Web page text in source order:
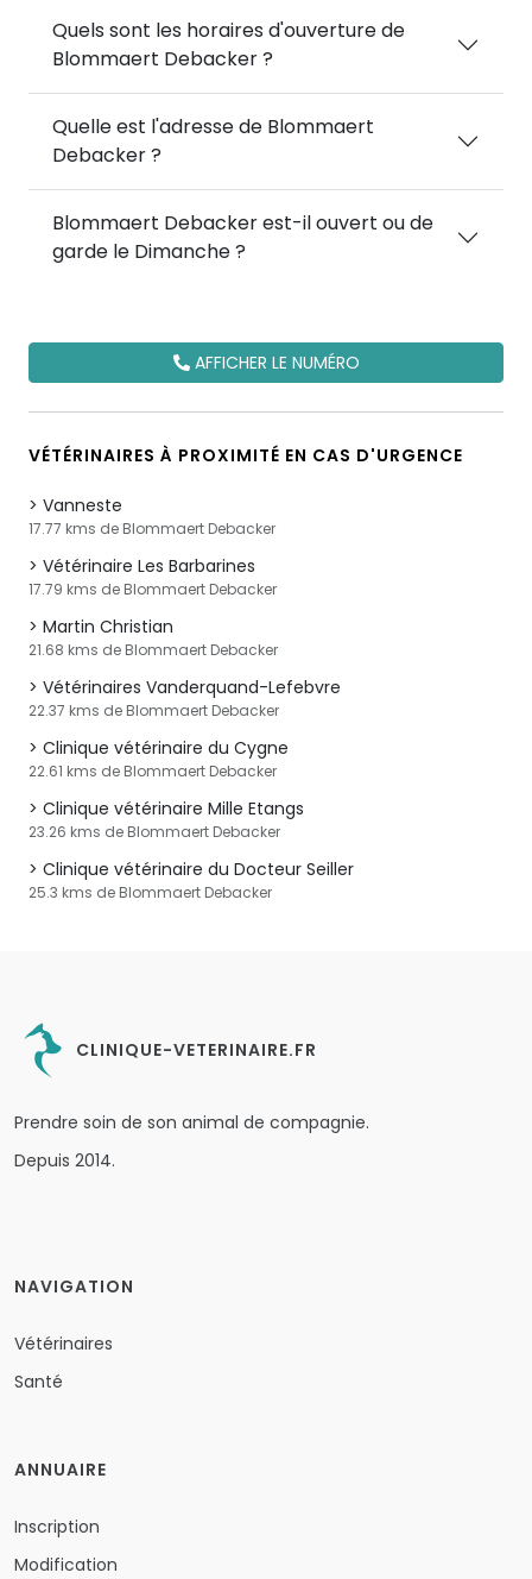
Quels sont les horaires d'ouverture de
Blommaert Debacker ?
Quelle est l'adresse de Blommaert
Debacker ?
Blommaert Debacker est-il ouvert ou de
garde le Dimanche ?
AFFICHER LE NUMÉRO
VÉTÉRINAIRES À PROXIMITÉ EN CAS D'URGENCE
Vanneste
17.77 kms de Blommaert Debacker
Vétérinaire Les Barbarines
17.79 kms de Blommaert Debacker
Martin Christian
21.68 kms de Blommaert Debacker
Vétérinaires Vanderquand-Lefebvre
22.37 kms de Blommaert Debacker
Clinique vétérinaire du Cygne
22.61 kms de Blommaert Debacker
Clinique vétérinaire Mille Etangs
23.26 kms de Blommaert Debacker
Clinique vétérinaire du Docteur Seiller
25.3 kms de Blommaert Debacker
CLINIQUE-VETERINAIRE.FR
Prendre soin de son animal de compagnie.
Depuis 2014.
NAVIGATION
Vétérinaires
Santé
ANNUAIRE
Inscription
Modification